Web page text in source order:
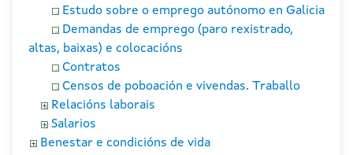
Estudo sobre o emprego autónomo en Galicia
Demandas de emprego (paro rexistrado,
altas, baixas) e colocacións
Contratos
Censos de poboación e vivendas. Traballo
Relacións laborais
Salarios
Benestar e condicións de vida